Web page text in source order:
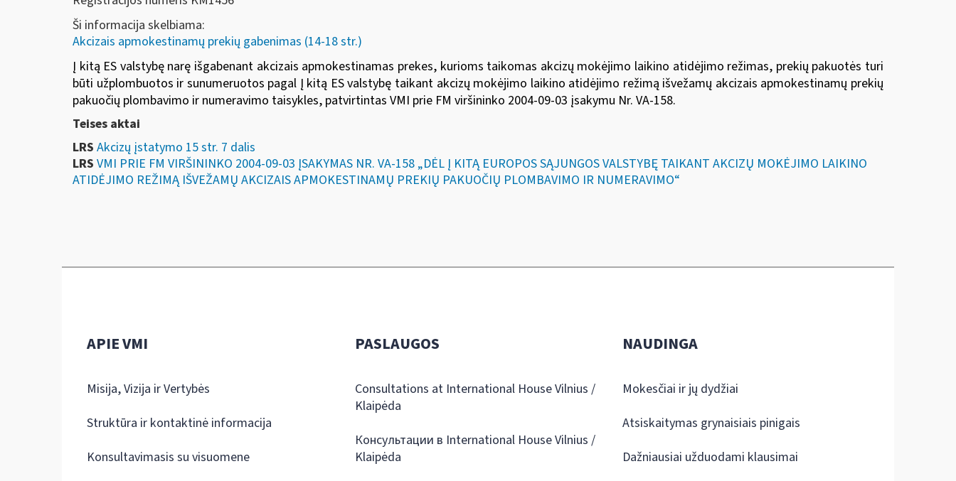
Ši informacija skelbiama:
Akcizais apmokestinamų prekių gabenimas (14-18 str.)
Į kitą ES valstybę narę išgabenant akcizais apmokestinamas prekes, kurioms taikomas akcizų mokėjimo laikino atidėjimo režimas, prekių pakuotės turi
būti užplombuotos ir sunumeruotos pagal Į kitą ES valstybę taikant akcizų mokėjimo laikino atidėjimo režimą išvežamų akcizais apmokestinamų prekių
pakuočių plombavimo ir numeravimo taisykles, patvirtintas VMI prie FM viršininko 2004-09-03 įsakymu Nr. VA-158.
Teises aktai
LRS Akcizų įstatymo 15 str. 7 dalis
LRS VMI PRIE FM VIRŠININKO 2004-09-03 ĮSAKYMAS NR. VA-158 „DĖL Į KITĄ EUROPOS SĄJUNGOS VALSTYBĘ TAIKANT AKCIZŲ MOKĖJIMO LAIKINO
ATIDĖJIMO REŽIMĄ IŠVEŽAMŲ AKCIZAIS APMOKESTINAMŲ PREKIŲ PAKUOČIŲ PLOMBAVIMO IR NUMERAVIMO“
APIE VMI
Misija, Vizija ir Vertybės
Struktūra ir kontaktinė informacija
Konsultavimasis su visuomene
PASLAUGOS
Consultations at International House Vilnius /
Klaipėda
Консультации в International House Vilnius /
Klaipėda
NAUDINGA
Mokesčiai ir jų dydžiai
Atsiskaitymas grynaisiais pinigais
Dažniausiai užduodami klausimai